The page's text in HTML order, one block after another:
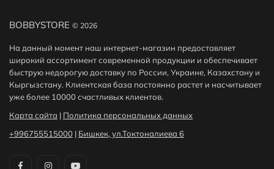
BOBBYSTORE © 2026
На данный момент наш интернет-магазин предоставляет
широкий ассортимент современной продукции и обеспечивает
быструю недорогую доставку по России, Украине, Казахстану и
Кыргызстану. Клиентская база постоянно растет и насчитывает
уже более 10000 счастливых клиентов.
Карта сайта | Политика персональных данных
+996755515000 | Бишкек, ул.Токтоналиева 6